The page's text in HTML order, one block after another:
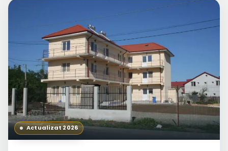
Actualizat 2026